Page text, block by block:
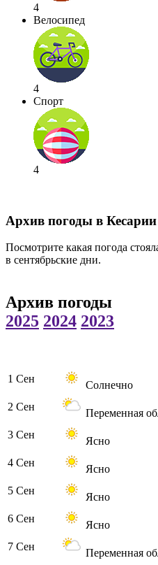
4
Велосипед
4
Спорт
4
Архив погоды в Кесарии
Посмотрите какая погода
в сентябрьские дни.
Архив погоды
2025 2024 2023
1 Сен
Солнечно
2 Сен
Переменная
3 Сен
Ясно
4 Сен
Ясно
5 Сен
Ясно
6 Сен
Ясно
7 Сен
Переменная